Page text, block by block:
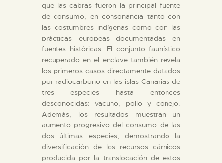
que las cabras fueron la principal fuente
de consumo, en consonancia tanto con
las costumbres indígenas como con las
prácticas europeas documentadas en
fuentes históricas. El conjunto faunístico
recuperado en el enclave también revela
los primeros casos directamente datados
por radiocarbono en las islas Canarias de
tres especies hasta entonces
desconocidas: vacuno, pollo y conejo.
Además, los resultados muestran un
aumento progresivo del consumo de las
dos últimas especies, demostrando la
diversificación de los recursos cárnicos
producida por la translocación de estos